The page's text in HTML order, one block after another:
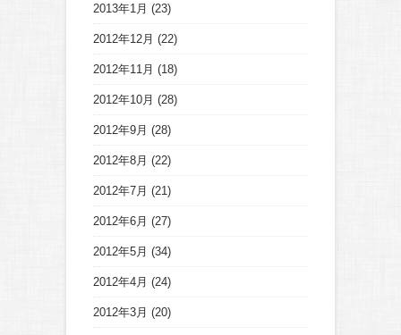
2013年1月 (23)
2012年12月 (22)
2012年11月 (18)
2012年10月 (28)
2012年9月 (28)
2012年8月 (22)
2012年7月 (21)
2012年6月 (27)
2012年5月 (34)
2012年4月 (24)
2012年3月 (20)